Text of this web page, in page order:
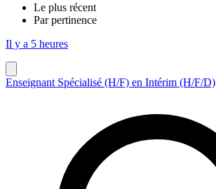
Le plus récent
Par pertinence
Il y a 5 heures
Enseignant Spécialisé (H/F) en Intérim (H/F/D)